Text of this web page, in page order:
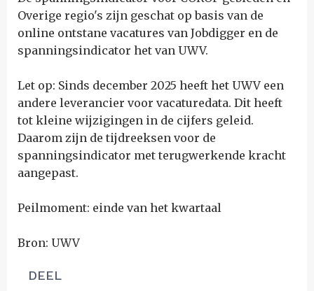
Overige regio's zijn geschat op basis van de
online ontstane vacatures van Jobdigger en de
spanningsindicator het van UWV.
Let op: Sinds december 2025 heeft het UWV een
andere leverancier voor vacaturedata. Dit heeft
tot kleine wijzigingen in de cijfers geleid.
Daarom zijn de tijdreeksen voor de
spanningsindicator met terugwerkende kracht
aangepast.
Peilmoment: einde van het kwartaal
Bron: UWV
DEEL